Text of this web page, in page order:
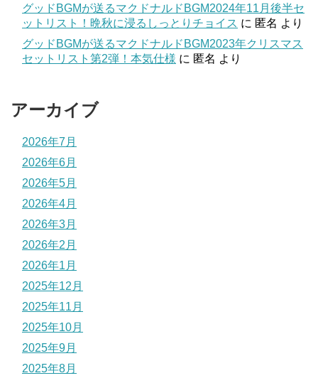
グッドBGMが送るマクドナルドBGM2024年11月後半セ
ットリスト！晩秋に浸るしっとりチョイス に 匿名 より
グッドBGMが送るマクドナルドBGM2023年クリスマス
セットリスト第2弾！本気仕様 に 匿名 より
アーカイブ
2026年7月
2026年6月
2026年5月
2026年4月
2026年3月
2026年2月
2026年1月
2025年12月
2025年11月
2025年10月
2025年9月
2025年8月